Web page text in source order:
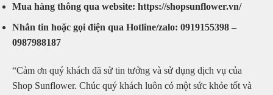
Mua hàng thông qua website: https://shopsunflower.vn/
Nhắn tin hoặc gọi điện qua Hotline/zalo: 0919155398 –
0987988187
“Cảm ơn quý khách đã sử tin tưởng và sử dụng dịch vụ của
Shop Sunflower. Chúc quý khách luôn có một sức khỏe tốt và